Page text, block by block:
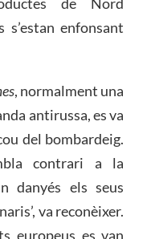
s’estan enfonsant
, normalment una
antirussa, es va
del bombardeig.
contrari a la
danyés els seus
va reconèixer.
europeus es van